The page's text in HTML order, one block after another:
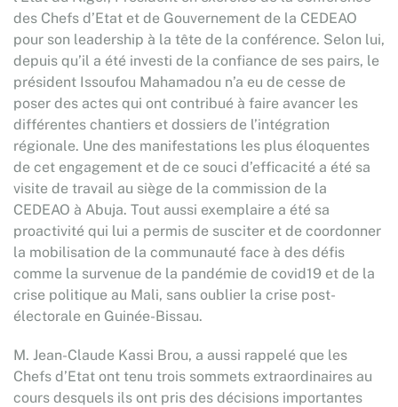
des Chefs d’Etat et de Gouvernement de la CEDEAO
pour son leadership à la tête de la conférence. Selon lui,
depuis qu’il a été investi de la confiance de ses pairs, le
président Issoufou Mahamadou n’a eu de cesse de
poser des actes qui ont contribué à faire avancer les
différentes chantiers et dossiers de l’intégration
régionale. Une des manifestations les plus éloquentes
de cet engagement et de ce souci d’efficacité a été sa
visite de travail au siège de la commission de la
CEDEAO à Abuja. Tout aussi exemplaire a été sa
proactivité qui lui a permis de susciter et de coordonner
la mobilisation de la communauté face à des défis
comme la survenue de la pandémie de covid19 et de la
crise politique au Mali, sans oublier la crise post-
électorale en Guinée-Bissau.
M. Jean-Claude Kassi Brou, a aussi rappelé que les
Chefs d’Etat ont tenu trois sommets extraordinaires au
cours desquels ils ont pris des décisions importantes